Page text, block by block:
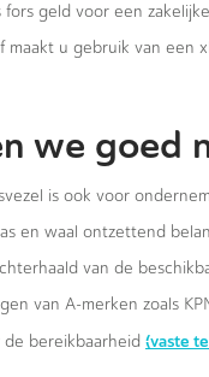
geld voor een
maakt u gebruik van een
we goed
is ook voor
en waal ontzettend
van de
van A-merken zoals
bereikbaarheid (vaste